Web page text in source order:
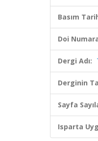
Basım
Doi
Dergi Adı:
Derginin
Sayfa
Isparta